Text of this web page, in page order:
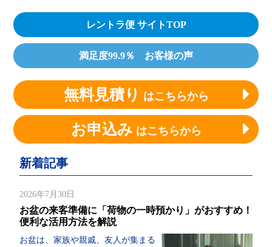
レントラ便 サイトTOP
満足度99.9％ お客様の声
無料見積り はこちらから
お申込み はこちらから
新着記事
2026年7月30日
お盆の来客準備に「荷物の一時預かり」がおすすめ！
便利な活用方法を解説
お盆は、家族や親戚、友人が集まる